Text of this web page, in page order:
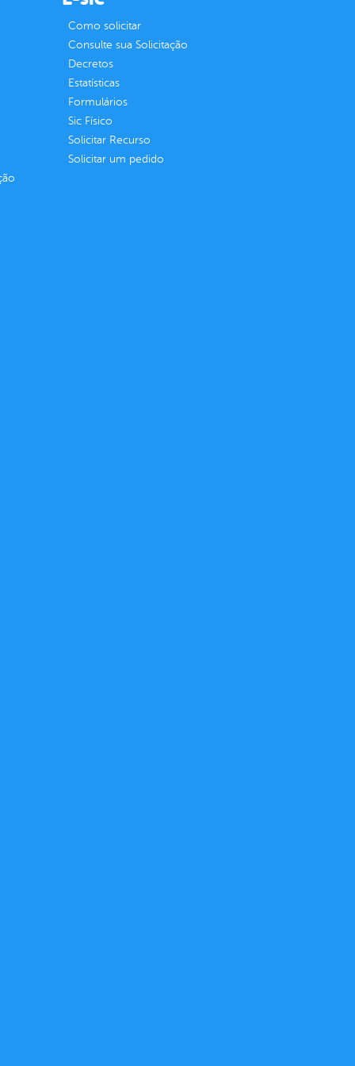
Como solicitar
Consulte sua Solicitação
Decretos
Estatísticas
Formulários
Sic Físico
Solicitar Recurso
Solicitar um pedido